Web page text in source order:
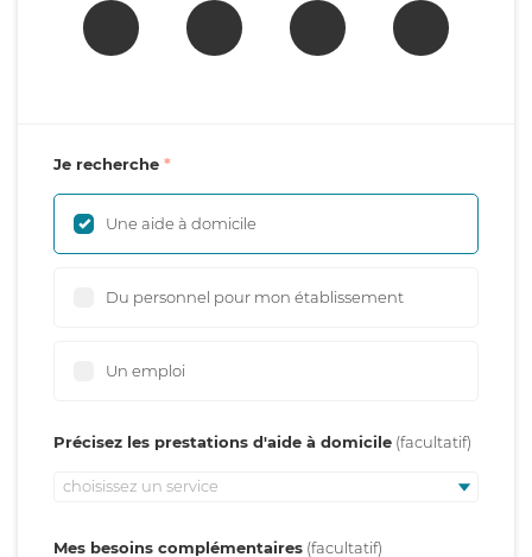
Je recherche
Une aide à domicile
Du personnel pour mon établissement
Un emploi
Précisez les prestations d'aide à domicile
choisissez un service
Mes besoins complémentaires